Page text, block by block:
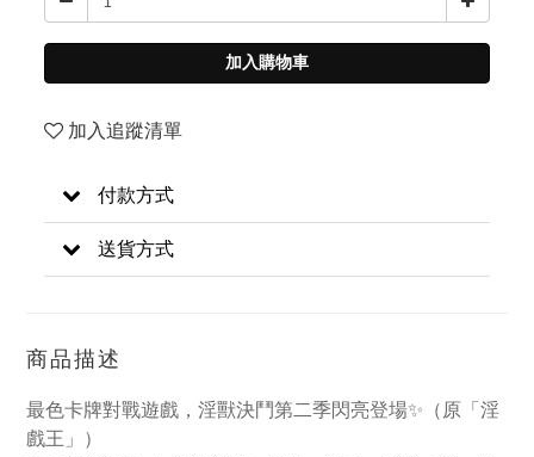
加入購物車
加入追蹤清單
付款方式
送貨方式
商品描述
最色卡牌對戰遊戲，淫獸決鬥第二季閃亮登場✨（原「淫
戲王」）